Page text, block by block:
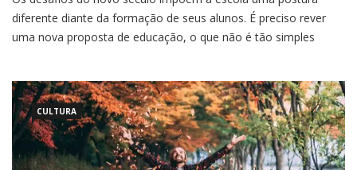
diferente diante da formação de seus alunos. É preciso rever
uma nova proposta de educação, o que não é tão simples
país não
CULTURA